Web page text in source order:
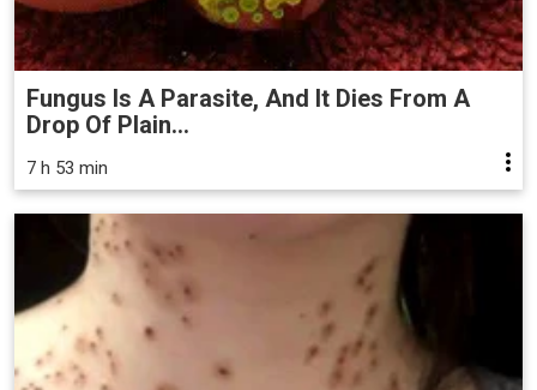
Fungus Is A Parasite, And It Dies From A
Drop Of Plain...
7 h 53 min